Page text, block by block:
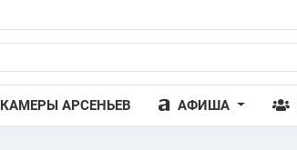
КАМЕРЫ АРСЕНЬЕВ АФИША